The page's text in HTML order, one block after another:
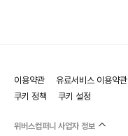
이용약관 유료서비스 이용약관
쿠키 정책
쿠키 설정
위버스컴퍼니 사업자 정보